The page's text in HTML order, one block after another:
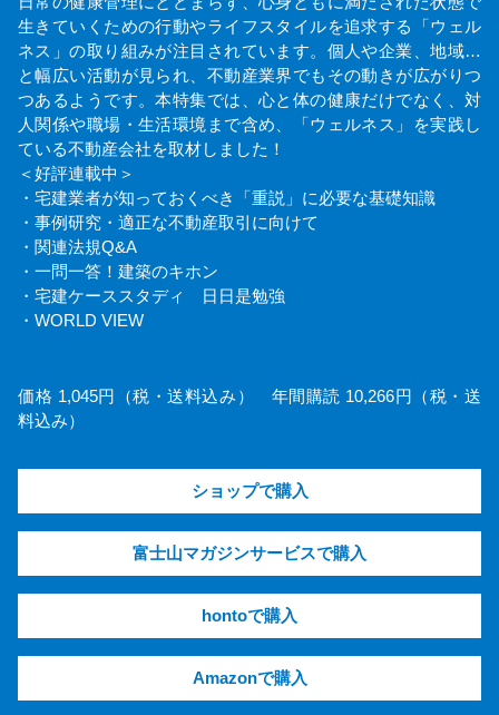
生きていくための行動やライフスタイルを追求する「ウェル
ネス」の取り組みが注目されています。個人や企業、地域…
と幅広い活動が見られ、不動産業界でもその動きが広がりつ
つあるようです。本特集では、心と体の健康だけでなく、対
人関係や職場・生活環境まで含め、「ウェルネス」を実践し
ている不動産会社を取材しました！
＜好評連載中＞
・宅建業者が知っておくべき「重説」に必要な基礎知識
・事例研究・適正な不動産取引に向けて
・関連法規Q&A
・一問一答！建築のキホン
・宅建ケーススタディ 日日是勉強
・WORLD VIEW
価格 1,045円（税・送料込み） 年間購読 10,266円（税・送
料込み）
ショップで購入
富士山マガジンサービスで購入
hontoで購入
Amazonで購入